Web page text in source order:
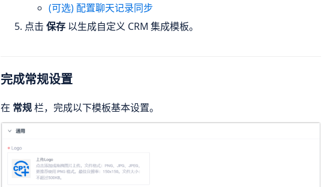
(可选) 配置聊天记录同步
点击 保存 以生成自定义 CRM 集成模板。
完成常规设置
在 常规栏，完成以下模板基本设置。